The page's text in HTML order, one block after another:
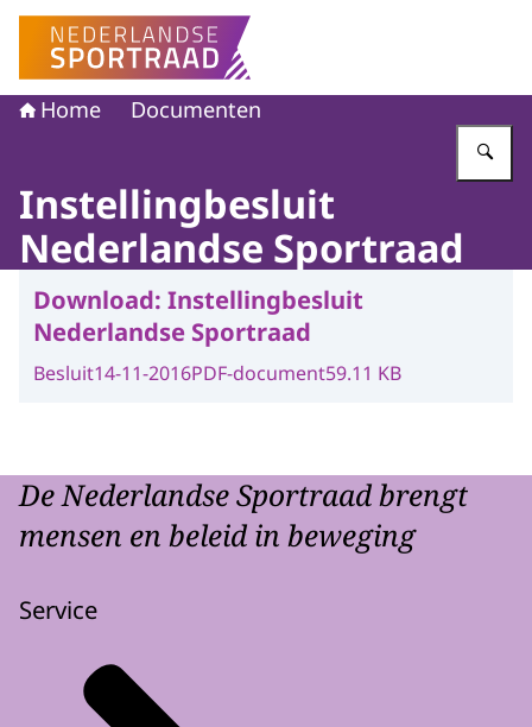
Naar de homepage van Nederlandse Sportraad
Home Documenten
Instellingbesluit
Nederlandse Sportraad
Download: Instellingbesluit
Nederlandse Sportraad
Besluit14-11-2016PDF-document59.11 KB
De Nederlandse Sportraad brengt
mensen en beleid in beweging
Service